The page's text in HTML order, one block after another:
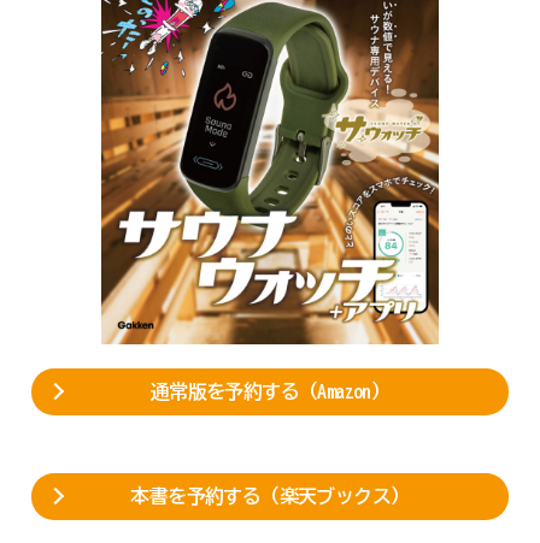
通常版を予約する（Amazon）
本書を予約する（楽天ブックス）